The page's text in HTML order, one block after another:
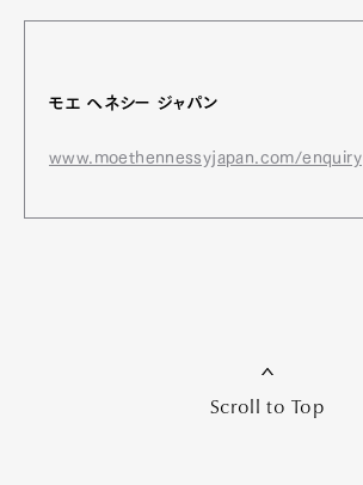
モエ ヘネシー ジャパン
www.moethennessyjapan.com/enquiry
Scroll to Top